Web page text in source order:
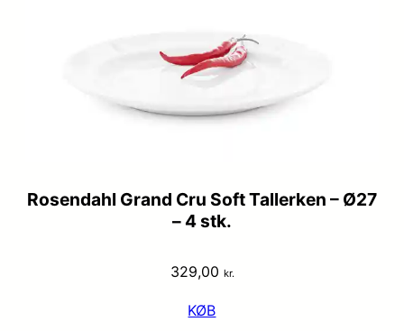
Rosendahl Grand Cru Soft Tallerken – Ø27
– 4 stk.
329,00 kr.
KØB